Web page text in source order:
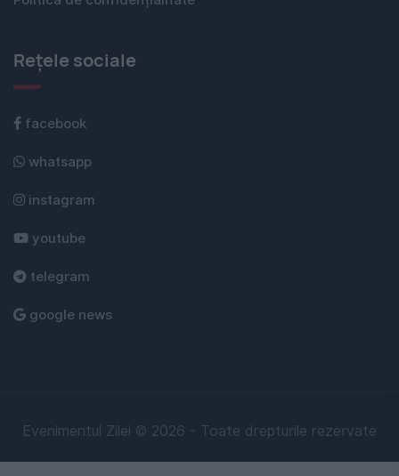
Rețele sociale
facebook
whatsapp
instagram
youtube
telegram
google news
Evenimentul Zilei © 2026 - Toate drepturile rezervate